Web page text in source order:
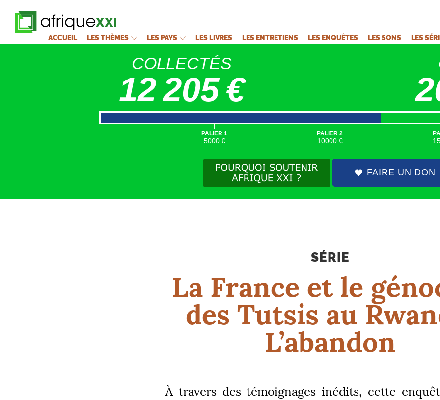
ACCUEIL LES THÈMES LES PAYS LES LIVRES LES ENTRETIENS LES ENQUÊTES LES SONS LES
COLLECTÉS
12 205 €
|
PALIER 1
5000 €
|
PALIER 2
10000 €
FAIRE UN DON
SÉRIE
La France et le
des Tutsis au
L’abandon
À travers des témoignages inédits, cette